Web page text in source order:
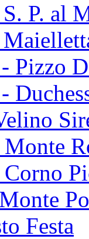
P. al
Pizzo
Festa